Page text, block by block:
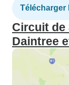
Télécharger
Circuit de
Daintree